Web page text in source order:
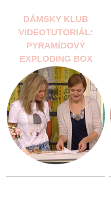
DÁMSKY KLUB
VIDEOTUTORIÁL:
PYRAMÍDOVÝ
EXPLODING BOX